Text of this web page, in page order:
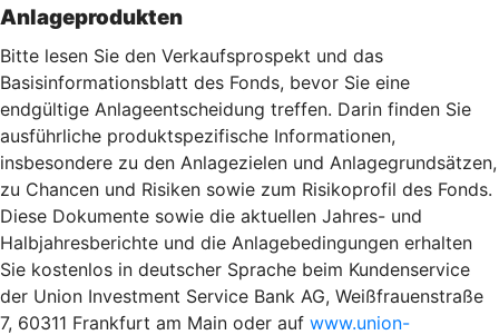
Anlageprodukten
Bitte lesen Sie den Verkaufsprospekt und das
Basisinformationsblatt des Fonds, bevor Sie eine
endgültige Anlageentscheidung treffen. Darin finden Sie
ausführliche produktspezifische Informationen,
insbesondere zu den Anlagezielen und Anlagegrundsätzen,
zu Chancen und Risiken sowie zum Risikoprofil des Fonds.
Diese Dokumente sowie die aktuellen Jahres- und
Halbjahresberichte und die Anlagebedingungen erhalten
Sie kostenlos in deutscher Sprache beim Kundenservice
der Union Investment Service Bank AG, Weißfrauenstraße
7, 60311 Frankfurt am Main oder auf www.union-